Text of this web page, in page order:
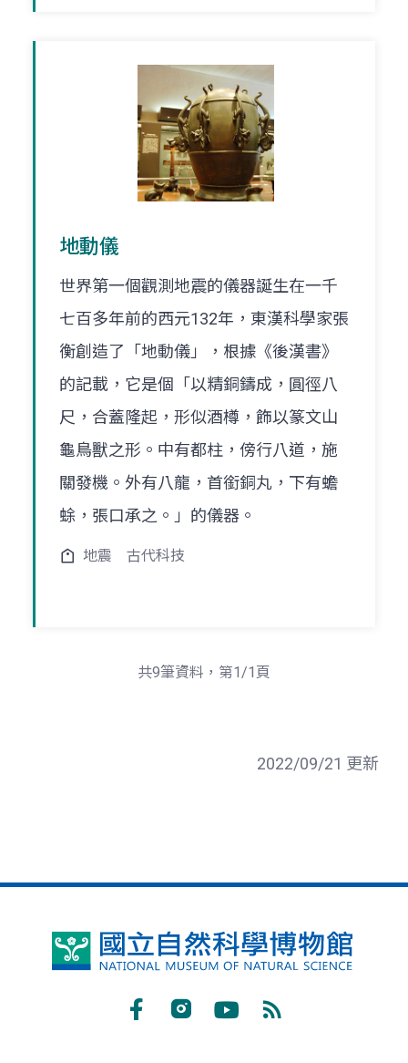
地動儀
世界第一個觀測地震的儀器誕生在一千
七百多年前的西元132年，東漢科學家張
衡創造了「地動儀」，根據《後漢書》
的記載，它是個「以精銅鑄成，圓徑八
尺，合蓋隆起，形似酒樽，飾以篆文山
龜鳥獸之形。中有都柱，傍行八道，施
關發機。外有八龍，首銜銅丸，下有蟾
蜍，張口承之。」的儀器。
地震 古代科技
共9筆資料，第1/1頁
2022/09/21 更新
國